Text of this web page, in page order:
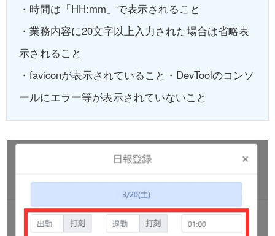
・時間は「HH:mm」で表示されること
・業務内容に20文字以上入力された場合は省略表
示されること
・faviconが表示されていること・DevToolのコンソ
ールにエラー等が表示されていないこと